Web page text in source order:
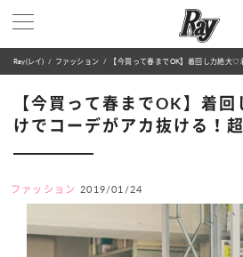
Ray(レイ) ファッション 【今買って春までOK】着回し力絶大♡着
【今買って春までOK】着
けでコーデがアカ抜ける！
ファッション 2019/01/24